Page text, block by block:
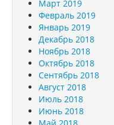
Март 2019
Февраль 2019
Январь 2019
Декабрь 2018
Ноябрь 2018
Октябрь 2018
Сентябрь 2018
Август 2018
Июль 2018
Июнь 2018